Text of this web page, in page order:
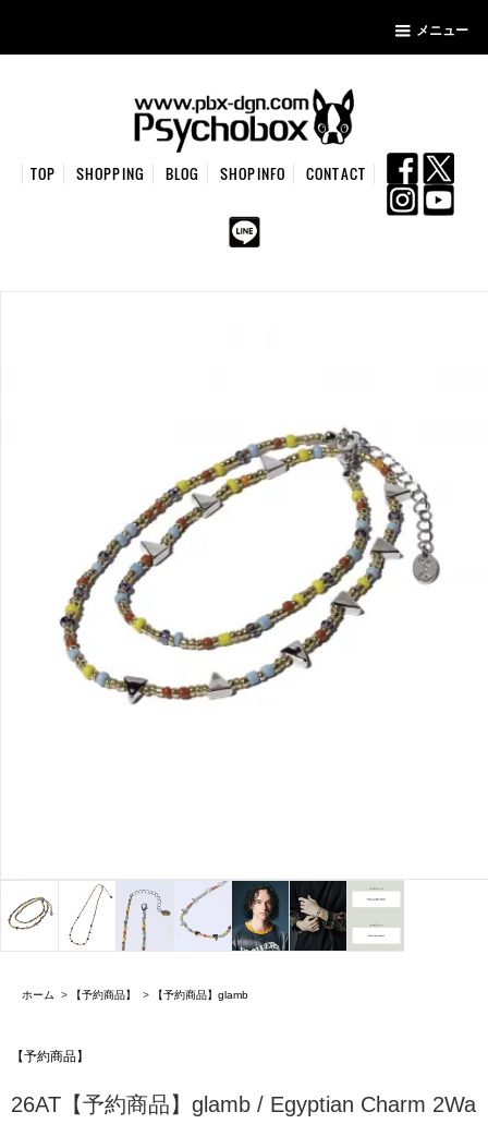
メニュー
TOP SHOPPING BLOG SHOPINFO CONTACT
ホーム > 【予約商品】 > 【予約商品】glamb
【予約商品】
26AT【予約商品】glamb / Egyptian Charm 2Wa